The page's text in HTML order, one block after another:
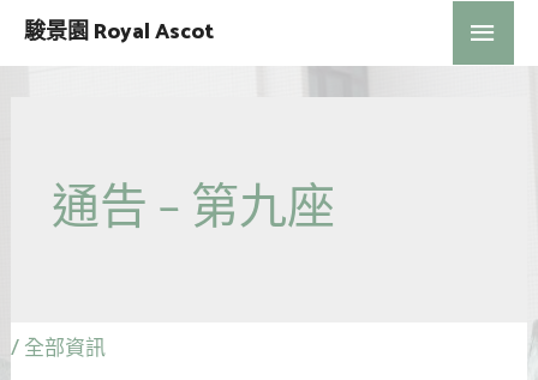
駿景園 Royal Ascot
通告 – 第九座
/全部資訊